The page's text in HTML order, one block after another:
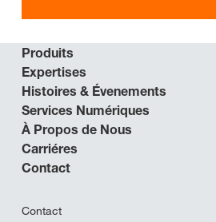
Produits
Expertises
Histoires & Évenements
Services Numériques
À Propos de Nous
Carriéres
Contact
Contact